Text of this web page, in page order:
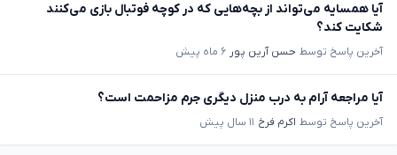
آیا همسایه می‌تواند از بچه‌هایی که در کوچه فوتبال بازی می‌کنند
شکایت کند؟
آخرین پاسخ توسط حسن آرین پور ۶ ماه پیش
آیا مراجعه آرام به درب منزل دیگری جرم مزاحمت است؟
آخرین پاسخ توسط اکرم فرخ ۱۱ سال پیش